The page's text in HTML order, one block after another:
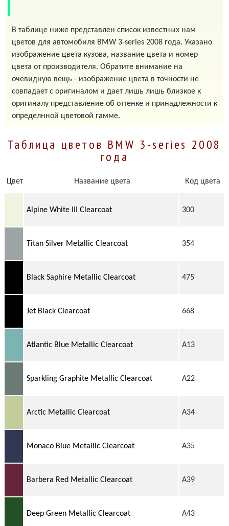
В таблице ниже представлен список известных нам
цветов для автомобиля BMW 3-series 2008 года. Указано
изображение цвета кузова, название цвета и номер
цвета от производителя. Обратите внимание на
очевидную вещь - изображение цвета в точности не
совпадает с оригиналом и дает лишь лишь близкое к
оригиналу представление об оттенке и принадлежности к
определнной цветовой гамме.
Таблица цветов BMW 3-series 2008
года
Цвет Название цвета Код цвета
Alpine White III Clearcoat 300
Titan Silver Metallic Clearcoat 354
Black Saphire Metallic Clearcoat 475
Jet Black Clearcoat 668
Atlantic Blue Metallic Clearcoat A13
Sparkling Graphite Metallic Clearcoat A22
Arctic Metallic Clearcoat A34
Monaco Blue Metallic Clearcoat A35
Barbera Red Metallic Clearcoat A39
Deep Green Metallic Clearcoat A43